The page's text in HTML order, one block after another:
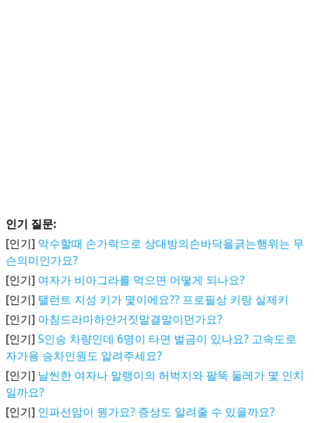
인기 질문:
[인기] 악수할때 손가락으로 상대방의손바닥을긁는행위는 무
슨의미인가요?
[인기] 여자가 비아그라를 먹으면 어떻게 되나요?
[인기] 탤런트 지성 키가 몇이에요?? 프로필상 키랑 실제키
[인기] 아침드라마하얀거짓말결말이먼가요?
[인기] 5인승 차량인데 6명이 타면 벌금이 있나요? 고속도로
자가용 승차인원도 알려주세요?
[인기] 날씬한 여자나 말랭이의 허벅지와 팔뚝 둘레가 몇 인치
일까요?
[인기] 인파선암이 뭔가요? 증상도 알려줄 수 있을까요?